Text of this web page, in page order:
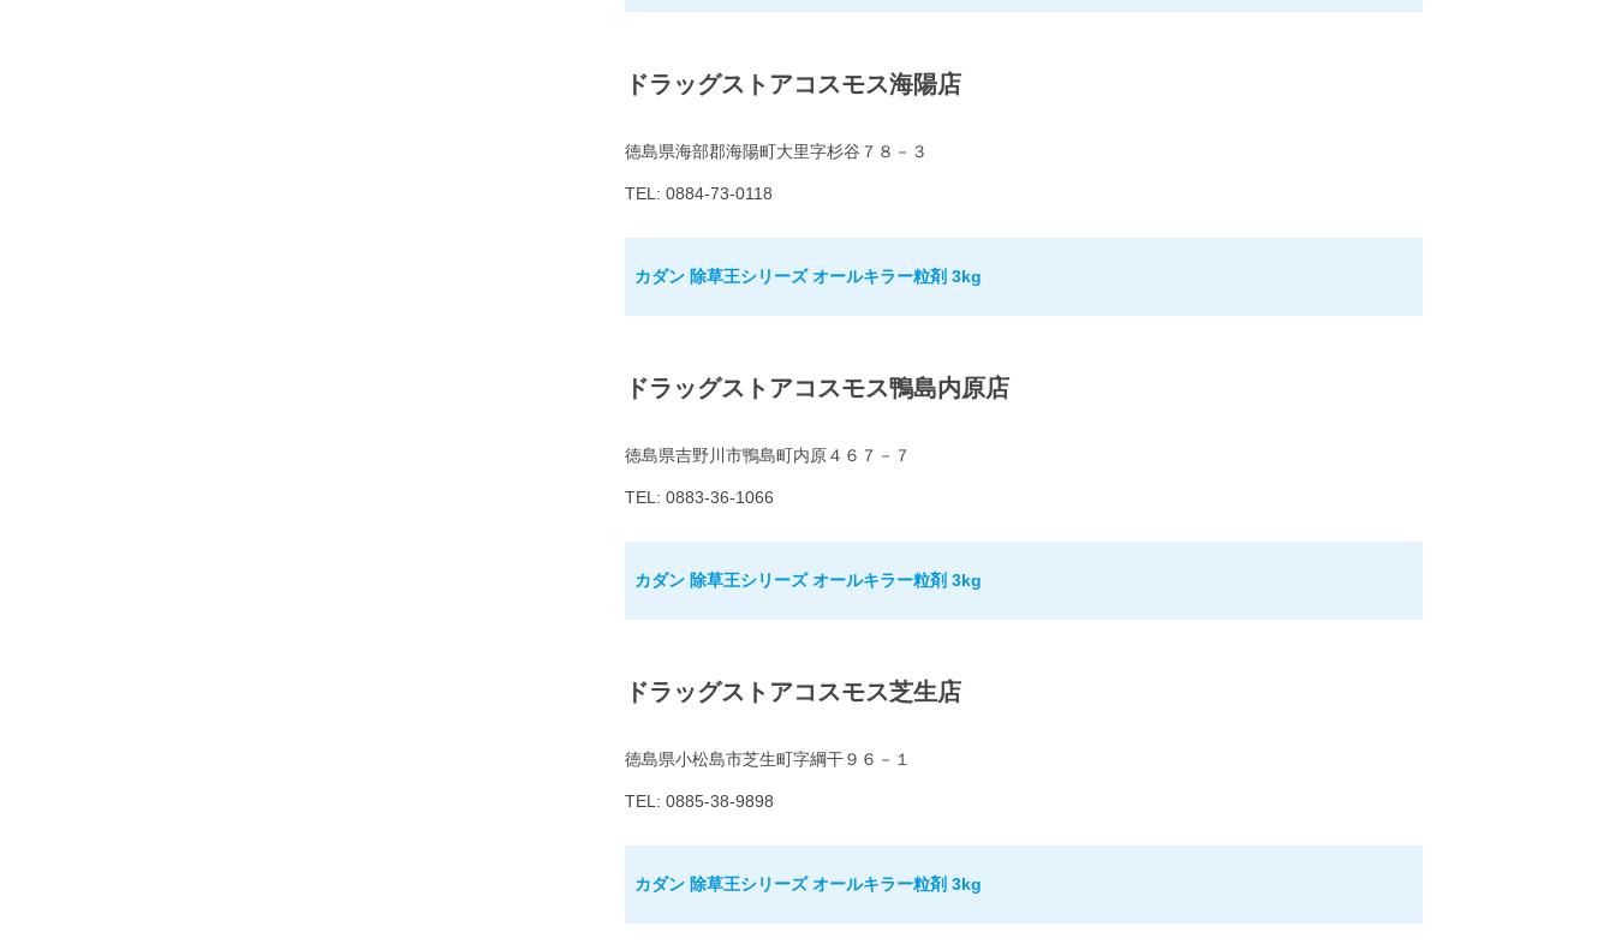
ドラッグストアコスモス海陽店
徳島県海部郡海陽町大里字杉谷７８－３
TEL: 0884-73-0118
カダン 除草王シリーズ オールキラー粒剤 3kg
ドラッグストアコスモス鴨島内原店
徳島県吉野川市鴨島町内原４６７－７
TEL: 0883-36-1066
カダン 除草王シリーズ オールキラー粒剤 3kg
ドラッグストアコスモス芝生店
徳島県小松島市芝生町字綱干９６－１
TEL: 0885-38-9898
カダン 除草王シリーズ オールキラー粒剤 3kg